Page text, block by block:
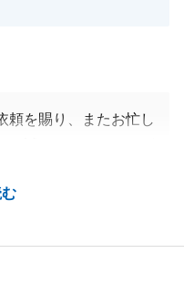
の魅力が買主様へ伝わ
願っております。
よろしくお願い申し
頼を賜り、またお忙し
、前倒してご決済とス
てのものと思ってお